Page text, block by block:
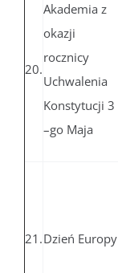
20.
Akademia z
okazji
rocznicy
Uchwalenia
Konstytucji 3
–go Maja
21.Dzień Europy